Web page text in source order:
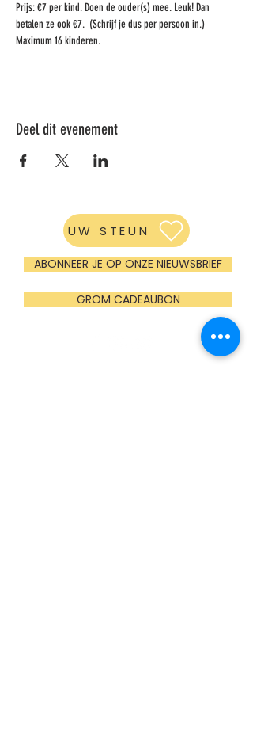
Prijs: €7 per kind. Doen de ouder(s) mee. Leuk! Dan
betalen ze ook €7.  (Schrijf je dus per persoon in.)
Maximum 16 kinderen.
Deel dit evenement
UW STEUN
ABONNEER JE OP ONZE NIEUWSBRIEF
GROM CADEAUBON